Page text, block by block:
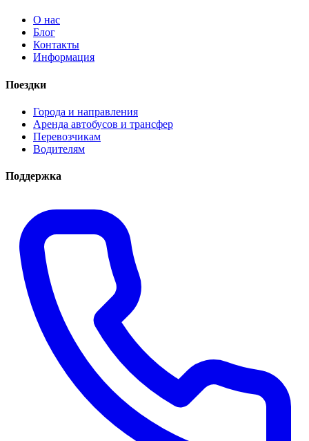
О нас
Блог
Контакты
Информация
Поездки
Города и направления
Аренда автобусов и трансфер
Перевозчикам
Водителям
Поддержка